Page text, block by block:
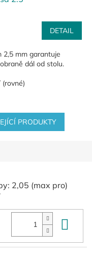
DETAIL
2,5 mm garantuje
dál od stolu.
(rovné)
PRODUKTY
2,05 (max pro)